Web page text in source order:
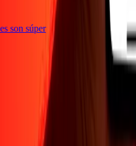
son súper
Blog